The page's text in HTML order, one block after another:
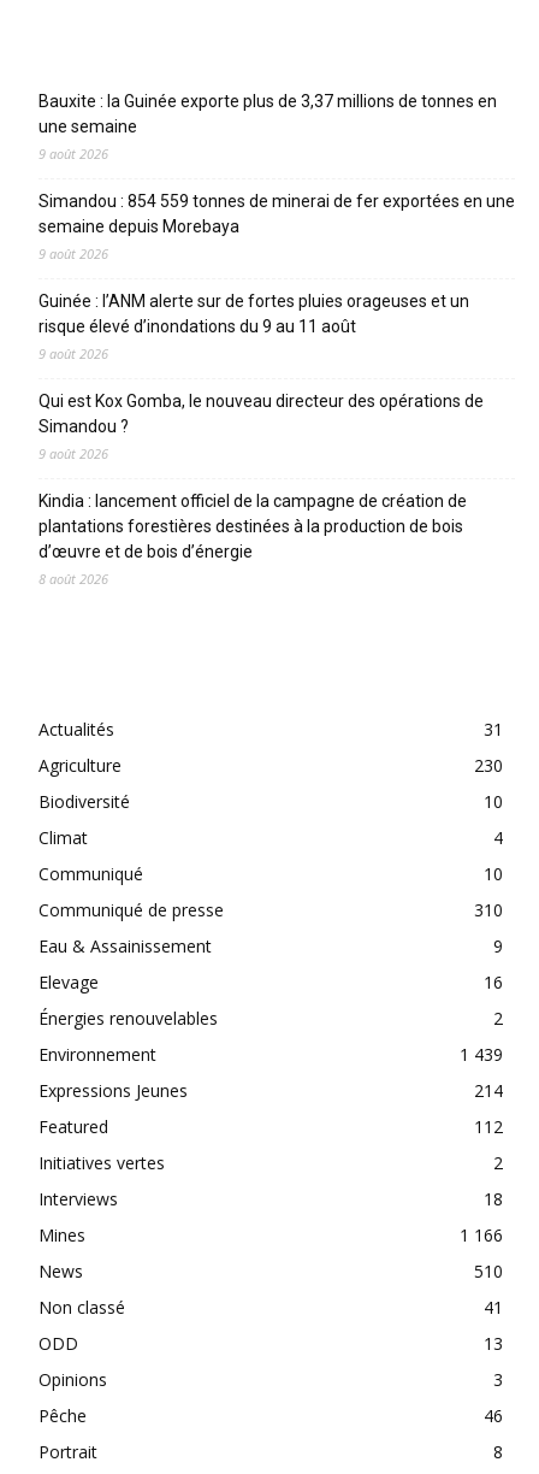
Bauxite : la Guinée exporte plus de 3,37 millions de tonnes en
une semaine
9 août 2026
Simandou : 854 559 tonnes de minerai de fer exportées en une
semaine depuis Morebaya
9 août 2026
Guinée : l’ANM alerte sur de fortes pluies orageuses et un
risque élevé d’inondations du 9 au 11 août
9 août 2026
Qui est Kox Gomba, le nouveau directeur des opérations de
Simandou ?
9 août 2026
Kindia : lancement officiel de la campagne de création de
plantations forestières destinées à la production de bois
d’œuvre et de bois d’énergie
8 août 2026
Actualités
31
Agriculture
230
Biodiversité
10
Climat
4
Communiqué
10
Communiqué de presse
310
Eau & Assainissement
9
Elevage
16
Énergies renouvelables
2
Environnement
1 439
Expressions Jeunes
214
Featured
112
Initiatives vertes
2
Interviews
18
Mines
1 166
News
510
Non classé
41
ODD
13
Opinions
3
Pêche
46
Portrait
8